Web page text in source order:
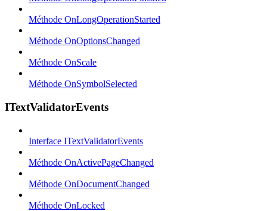
Méthode OnLongOperationStarted
Méthode OnOptionsChanged
Méthode OnScale
Méthode OnSymbolSelected
ITextValidatorEvents
Interface ITextValidatorEvents
Méthode OnActivePageChanged
Méthode OnDocumentChanged
Méthode OnLocked